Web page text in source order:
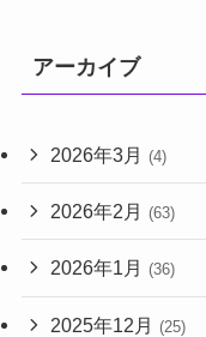
アーカイブ
2026年3月 (4)
2026年2月 (63)
2026年1月 (36)
2025年12月 (25)